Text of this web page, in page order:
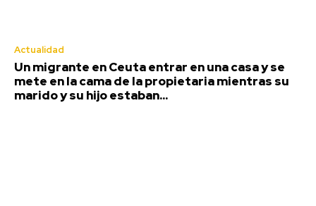
Actualidad
Un migrante en Ceuta entrar en una casa y se
mete en la cama de la propietaria mientras su
marido y su hijo estaban...